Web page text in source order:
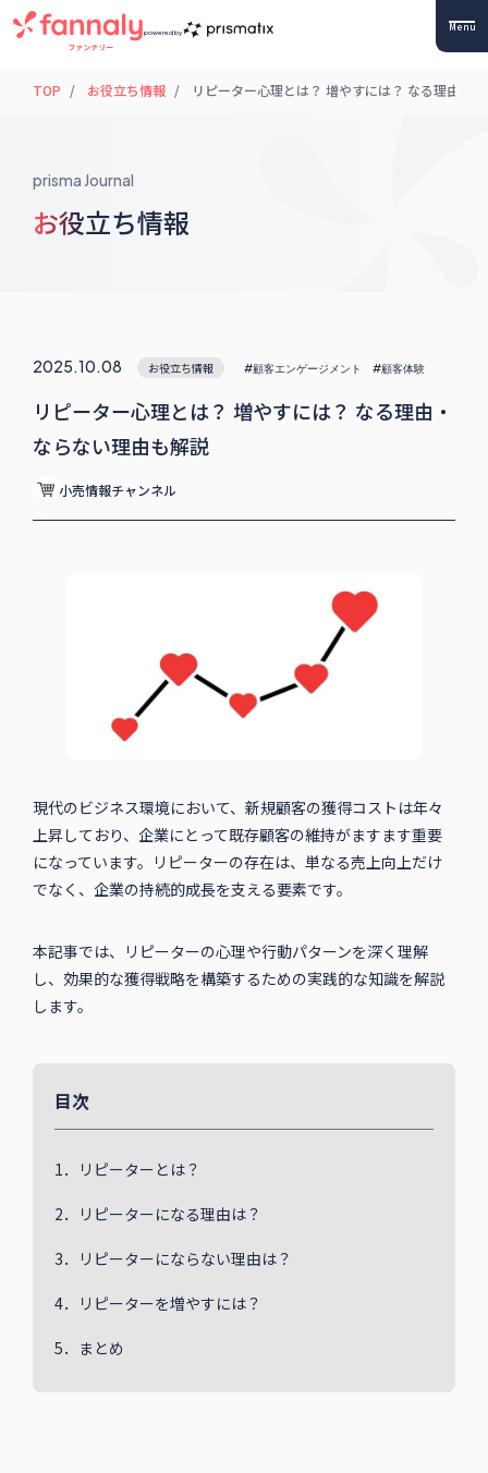
powered by Menu
TOP お役立ち情報 リピーター心理とは？ 増やすには？ なる理由・
prisma Journal
お役立ち情報
2025.10.08 お役立ち情報 #顧客エンゲージメント #顧客体験
リピーター心理とは？ 増やすには？ なる理由・
ならない理由も解説
小売情報チャンネル
現代のビジネス環境において、新規顧客の獲得コストは年々
上昇しており、企業にとって既存顧客の維持がますます重要
になっています。リピーターの存在は、単なる売上向上だけ
でなく、企業の持続的成長を支える要素です。
本記事では、リピーターの心理や行動パターンを深く理解
し、効果的な獲得戦略を構築するための実践的な知識を解説
します。
目次
1．リピーターとは？
2．リピーターになる理由は？
3．リピーターにならない理由は？
4．リピーターを増やすには？
5．まとめ